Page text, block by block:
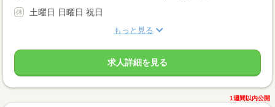
土曜日 日曜日 祝日
もっと見る
求人詳細を見る
1週間以内公開